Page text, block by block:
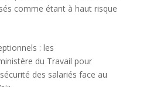
comme étant à haut risque
: les
du Travail pour
des salariés face au